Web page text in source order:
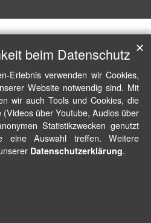
beim Datenschutz
Erlebnis verwenden wir Cookies,
Website notwendig sind. Mit
wir auch Tools und Cookies, die
über Youtube, Audios über
Statistikzwecken genutzt
eine Auswahl treffen. Weitere
Datenschutzerklärung.
✕